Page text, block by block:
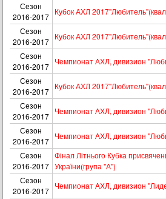
Сезон
2016-2017
Кубок АХЛ
Сезон
2016-2017
Кубок АХЛ
Сезон
2016-2017
Чемпионат АХЛ, дивизион
Сезон
2016-2017
Кубок АХЛ
Сезон
2016-2017
Чемпионат АХЛ, дивизион
Сезон
2016-2017
Чемпионат АХЛ, дивизион
Сезон
2016-2017
Фінал Літнього Кубка
України(група "А")
Сезон
2016-2017
Чемпионат АХЛ, дивизион